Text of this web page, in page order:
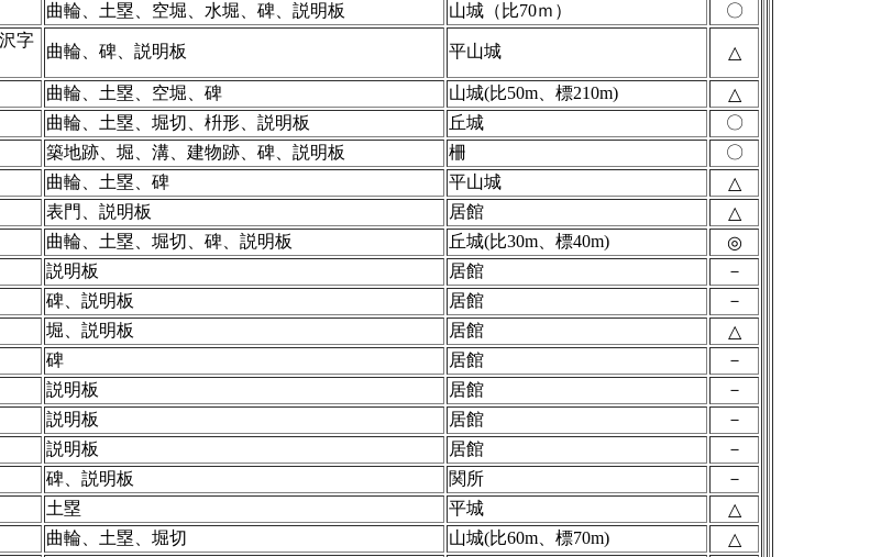
曲輪、土塁、空堀、水堀、碑、説明板 山城（比70ｍ） 〇
字
曲輪、碑、説明板 平山城 △
曲輪、土塁、空堀、碑 山城(比50m、標210m)
△
曲輪、土塁、堀切、枡形、説明板 丘城
〇
築地跡、堀、溝、建物跡、碑、説明板 柵
〇
曲輪、土塁、碑 平山城
△
表門、説明板 居館
△
曲輪、土塁、堀切、碑、説明板 丘城(比30m、標40m)
◎
説明板 居館
－
碑、説明板 居館
－
堀、説明板 居館
△
碑 居館
－
説明板 居館
－
説明板 居館
－
説明板 居館
－
碑、説明板 関所
－
土塁 平城
△
曲輪、土塁、堀切 山城(比60m、標70m)
△